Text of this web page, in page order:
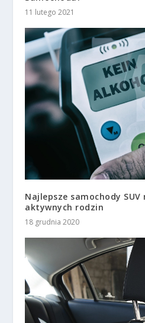
11 lutego 2021
Najlepsze samochody
aktywnych rodzin
18 grudnia 2020